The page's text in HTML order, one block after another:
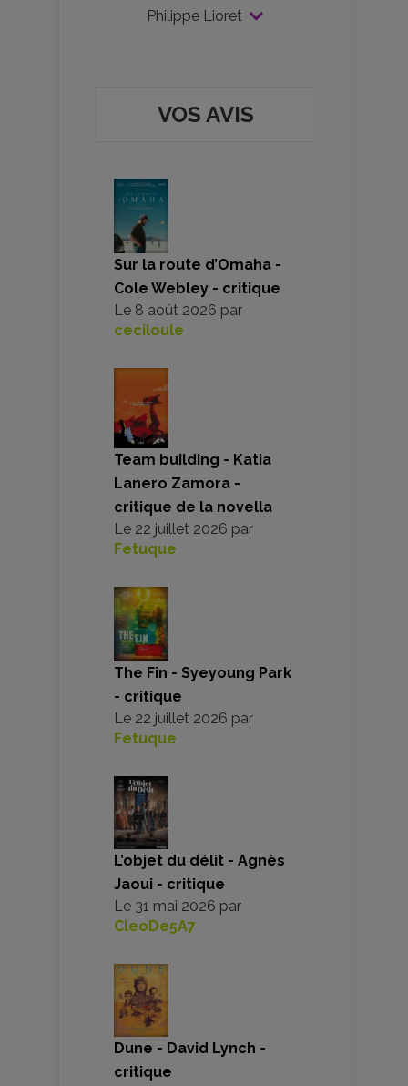
Philippe Lioret
VOS AVIS
Sur la route d’Omaha -
Cole Webley - critique
Le 8 août 2026 par
ceciloule
Team building - Katia
Lanero Zamora -
critique de la novella
Le 22 juillet 2026 par
Fetuque
The Fin - Syeyoung Park
- critique
Le 22 juillet 2026 par
Fetuque
L’objet du délit - Agnès
Jaoui - critique
Le 31 mai 2026 par
CleoDe5A7
Dune - David Lynch -
critique